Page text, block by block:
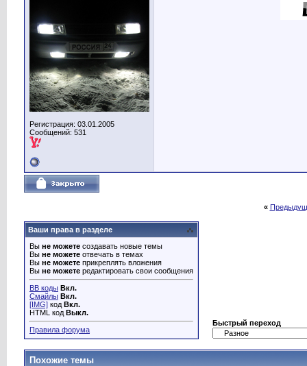
Регистрация: 03.01.2005
Сообщений: 531
«
Ваши права в разделе
Вы не можете создавать новые темы
Вы не можете отвечать в темах
Вы не можете прикреплять вложения
Вы не можете редактировать свои сообщения
BB коды Вкл.
Смайлы Вкл.
[IMG] код Вкл.
HTML код Выкл.
Правила форума
Быстрый переход
Похожие темы